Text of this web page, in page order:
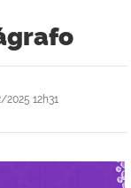
12h31